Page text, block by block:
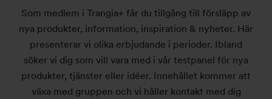
Som medlem i Trangia+ får du tillgång till försläpp av
nya produkter, information, inspiration & nyheter. Här
presenterar vi olika erbjudande i perioder. Ibland
söker vi dig som vill vara med i vår testpanel för nya
produkter, tjänster eller idéer. Innehållet kommer att
växa med gruppen och vi håller kontakt med dig